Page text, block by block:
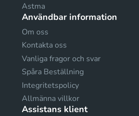
Astma
Användbar information
Om oss
Kontakta oss
Vanliga fragor och svar
Spåra Beställning
Integritetspolicy
Allmänna villkor
Assistans klient